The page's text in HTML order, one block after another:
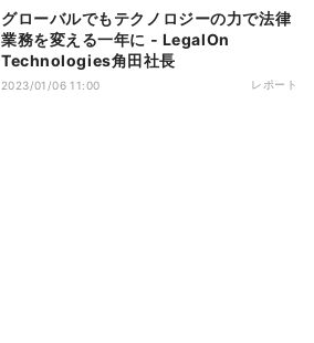
グローバルでもテクノロジーの力で法律
業務を変える一年に ‐ LegalOn
Technologies角田社長
2023/01/06 11:00 レポート